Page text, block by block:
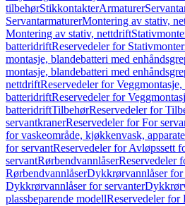
tilbehørStikkontakterArmaturer
ServantarmaturerMontering av stativ,
Montering av stativ, nettdrift
batteridriftReservedeler for
montasje, blandebatteri med
montasje, blandebatteri med
nettdriftReservedeler for
batteridriftReservedeler for
batteridriftTilbehørReservedeler for
servantkranerReservedeler for For
for vaskeområde, kjøkkenvask,
for servantReservedeler for Avløpssett
servantRørbendvannlåserReservedeler
RørbendvannlåserDykkrørvannlåser for
Dykkrørvannlåser for servanter
plassbeparende modellReservedeler